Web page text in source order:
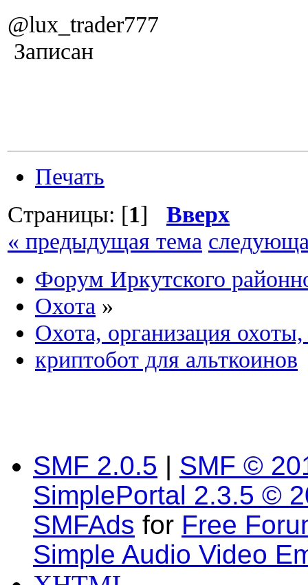
@lux_trader777
Записан
Печать
Страницы: [1] Вверх
« предыдущая тема
Форум Иркутского
Охота »
Охота, организация
криптобот для альткоинов
SMF 2.0.5 | SMF ©
SimplePortal 2.3.5 ©
SMFAds for Free
Simple Audio Video